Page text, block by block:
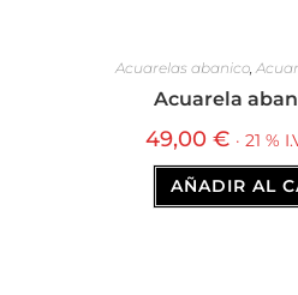
Acuarelas abanico,
Acuarela
49,00 € · 21 %
AÑADIR AL